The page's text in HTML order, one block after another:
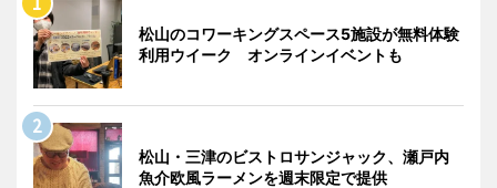
松山のコワーキングスペース5施設が無料体験
利用ウイーク オンラインイベントも
松山・三津のビストロサンジャック、瀬戸内
魚介欧風ラーメンを週末限定で提供